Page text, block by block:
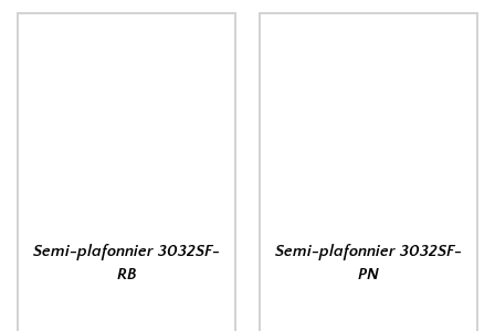
Semi-plafonnier 3032SF-
RB
Semi-plafonnier 3032SF-
PN